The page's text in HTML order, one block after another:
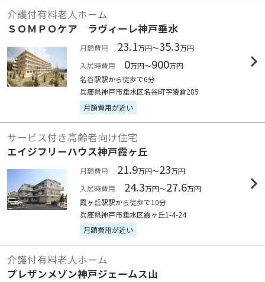
介護付有料老人ホーム
ＳＯＭＰＯケア ラヴィーレ神戸垂水
月額費用 23.1万円～35.3万円
入居時費用
0万円～900万円
名谷駅駅から徒歩で6分
兵庫県神戸市垂水区名谷町字猿倉285
月額費用が近い
サービス付き高齢者向け住宅
エイジフリーハウス神戸霞ヶ丘
月額費用 21.9万円～23万円
入居時費用
24.3万円～27.6万円
霞ヶ丘駅駅から徒歩で10分
兵庫県神戸市垂水区霞ヶ丘1-4-24
月額費用が近い
介護付有料老人ホーム
プレザンメゾン神戸ジェームス山